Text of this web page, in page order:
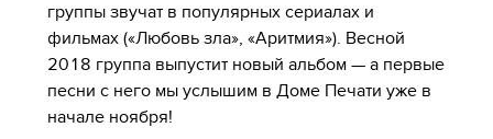
группы звучат в популярных сериалах и
фильмах («Любовь зла», «Аритмия»). Весной
2018 группа выпустит новый альбом — а первые
песни с него мы услышим в Доме Печати уже в
начале ноября!